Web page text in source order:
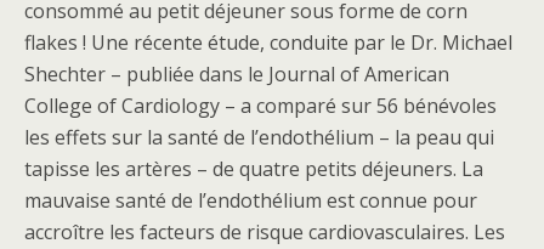
consommé au petit déjeuner sous forme de corn
flakes ! Une récente étude, conduite par le Dr. Michael
Shechter – publiée dans le Journal of American
College of Cardiology – a comparé sur 56 bénévoles
les effets sur la santé de l’endothélium – la peau qui
tapisse les artères – de quatre petits déjeuners. La
mauvaise santé de l’endothélium est connue pour
accroître les facteurs de risque cardiovasculaires. Les